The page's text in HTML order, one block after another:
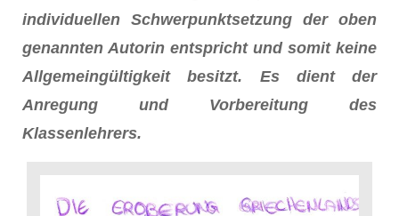
individuellen Schwerpunktsetzung der oben
genannten Autorin entspricht und somit keine
Allgemeingültigkeit besitzt. Es dient der
Anregung und Vorbereitung des
Klassenlehrers.